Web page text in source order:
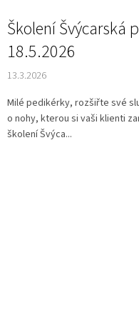
Školení Švýcarská
18.5.2026
13.3.2026
Milé pedikérky, rozšiřte své
o nohy, kterou si vaši klienti
školení Švýca...